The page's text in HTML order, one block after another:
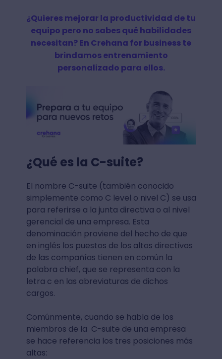
¿Quieres mejorar la productividad de tu
equipo pero no sabes qué habilidades
necesitan? En Crehana for business te
brindamos entrenamiento
personalizado para ellos.
¿Qué es la C-suite?
El nombre C-suite (también conocido
simplemente como C level o nivel C) se usa
para referirse a la junta directiva o al nivel
gerencial de una empresa. Esta
denominación proviene del hecho de que
en inglés los puestos de los altos directivos
de las compañías tienen en común la
palabra chief, que se representa con la
letra c en las abreviaturas de dichos
cargos.
Comúnmente, cuando se habla de los
miembros de la C-suite de una empresa
se hace referencia los tres posiciones más
altas: